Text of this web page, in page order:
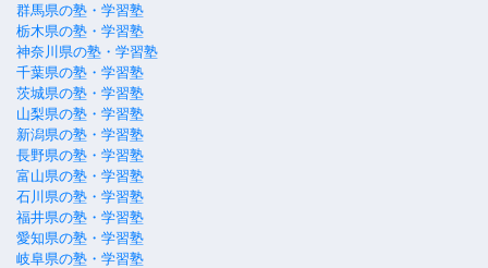
群馬県の塾・学習塾
栃木県の塾・学習塾
神奈川県の塾・学習塾
千葉県の塾・学習塾
茨城県の塾・学習塾
山梨県の塾・学習塾
新潟県の塾・学習塾
長野県の塾・学習塾
富山県の塾・学習塾
石川県の塾・学習塾
福井県の塾・学習塾
愛知県の塾・学習塾
岐阜県の塾・学習塾